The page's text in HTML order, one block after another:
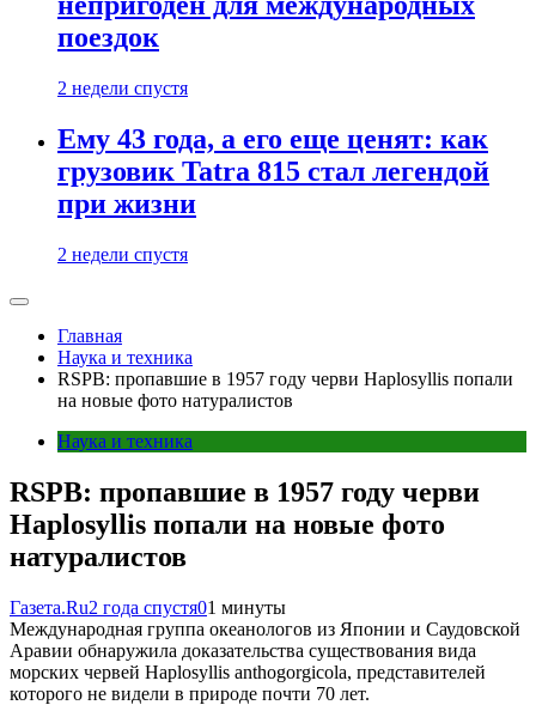
поездок
2 недели спустя
Ему 43 года, а его еще ценят: как
грузовик Tatra 815 стал легендой
при жизни
2 недели спустя
Главная
Наука и техника
RSPB: пропавшие в 1957 году черви Haplosyllis попали
на новые фото натуралистов
Наука и техника
RSPB: пропавшие в 1957 году черви
Haplosyllis попали на новые фото
натуралистов
Газета.Ru2 года спустя01 минуты
Международная группа океанологов из Японии и Саудовской
Аравии обнаружила доказательства существования вида
морских червей Haplosyllis anthogorgicola, представителей
которого не видели в природе почти 70 лет.